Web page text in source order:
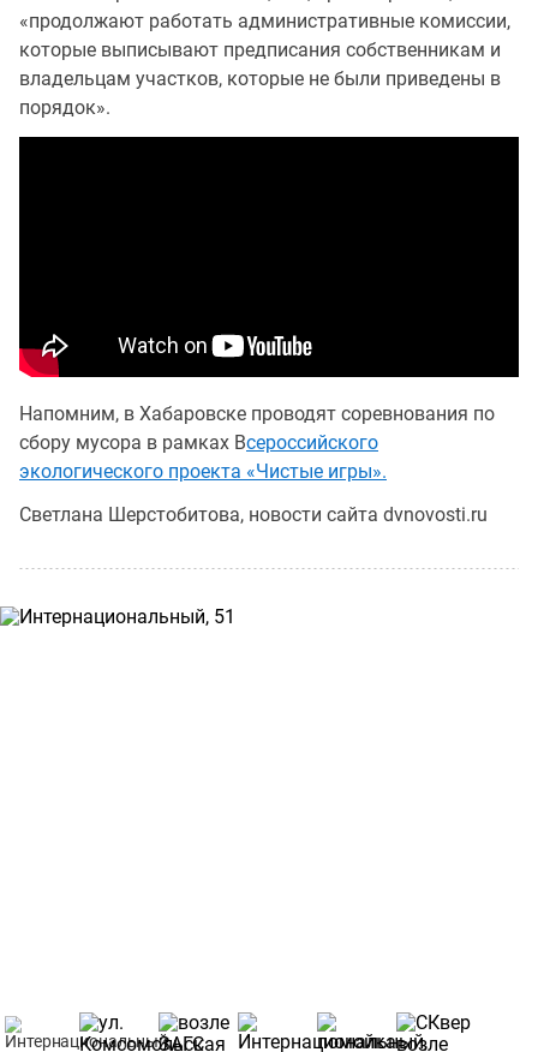
«продолжают работать административные комиссии,
которые выписывают предписания собственникам и
владельцам участков, которые не были приведены в
порядок».
Напомним, в Хабаровске проводят соревнования по
сбору мусора в рамках Всероссийского
экологического проекта «Чистые игры».
Светлана Шерстобитова, новости сайта dvnovosti.ru